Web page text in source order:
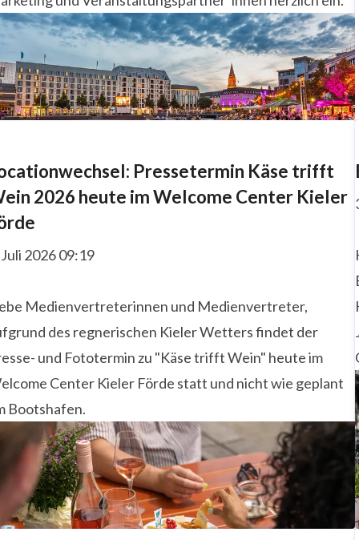
Pressetermin Käse trifft
2026 heute im Welcome Center Kieler
2026 09:19
Medienvertreterinnen und Medienvertreter,
des regnerischen Kieler Wetters findet der
und Fototermin zu "Käse trifft Wein" heute im
Center Kieler Förde statt und nicht wie geplant
Bootshafen.